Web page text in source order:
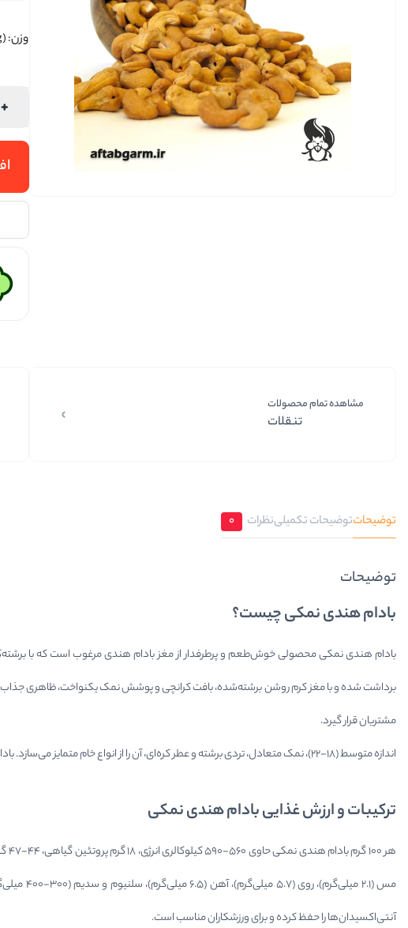
وزن: (g)
مشاهده تمام محصولات
تنقلات
توضیحاتتوضیحات تکمیلینظرات 0
توضیحات
بادام هندی نمکی چیست؟
بادام هندی نمکی محصولی خوش‌طعم و پرطرفدار از مغز بادام هندی مرغوب است که با
برداشت شده و با مغز کرم روشن برشته‌شده، بافت کرانچی و پوشش نمک یکنواخت، ظاهری جذاب
مشتریان قرار گیرد.
اندازه متوسط (۱۸-۲۲)، نمک متعادل، تردی برشته و عطر کره‌ای، آن را از انواع خام متمایز می‌سازد. بادام هندی نمکی مناسب مهمانی‌ها، میان‌وعده پر انرژی و پذیرایی‌های رسمی است.
ترکیبات و ارزش غذایی بادام هندی نمکی
آنتی‌اکسیدان‌ها را حفظ کرده و برای ورزشکاران مناسب است.